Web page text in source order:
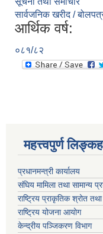
सार्वजनिक खरीद /
आर्थिक वर्ष:
०८१/८२
महत्त्वपुर्ण
प्रधानमन्त्री कार्यालय
संघिय मामिला तथा सामान्य
राष्ट्रिय प्राकृतिक श्रोत
राष्ट्रिय योजना आयोग
केन्द्रीय पञ्जिकरण विभाग